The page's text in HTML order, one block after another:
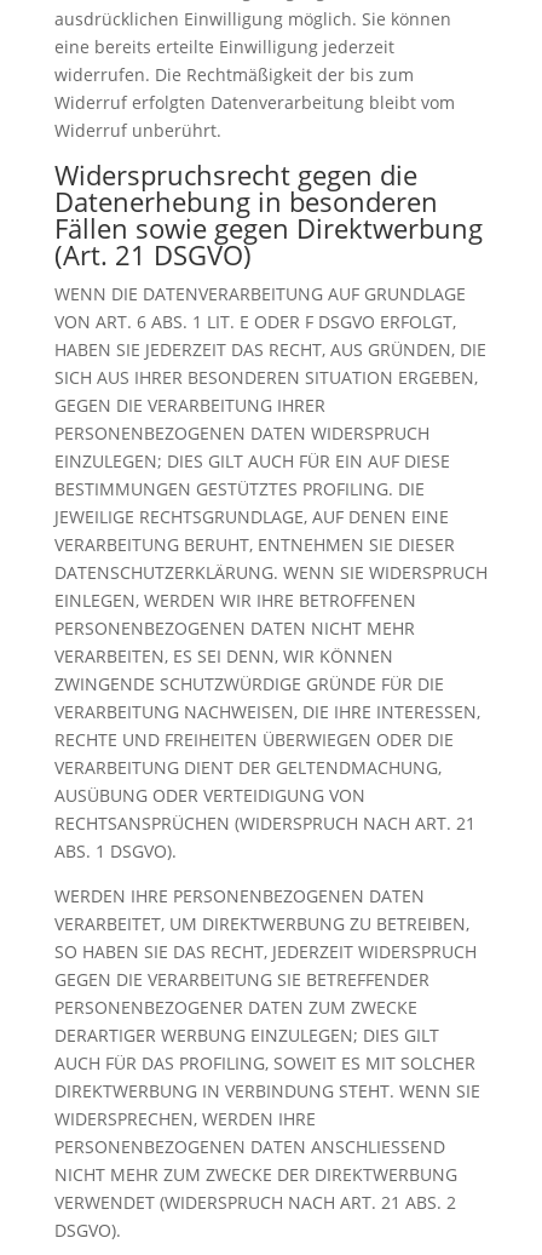
ausdrücklichen Einwilligung möglich. Sie können
eine bereits erteilte Einwilligung jederzeit
widerrufen. Die Rechtmäßigkeit der bis zum
Widerruf erfolgten Datenverarbeitung bleibt vom
Widerruf unberührt.
Widerspruchsrecht gegen die
Datenerhebung in besonderen
Fällen sowie gegen Direktwerbung
(Art. 21 DSGVO)
WENN DIE DATENVERARBEITUNG AUF GRUNDLAGE
VON ART. 6 ABS. 1 LIT. E ODER F DSGVO ERFOLGT,
HABEN SIE JEDERZEIT DAS RECHT, AUS GRÜNDEN, DIE
SICH AUS IHRER BESONDEREN SITUATION ERGEBEN,
GEGEN DIE VERARBEITUNG IHRER
PERSONENBEZOGENEN DATEN WIDERSPRUCH
EINZULEGEN; DIES GILT AUCH FÜR EIN AUF DIESE
BESTIMMUNGEN GESTÜTZTES PROFILING. DIE
JEWEILIGE RECHTSGRUNDLAGE, AUF DENEN EINE
VERARBEITUNG BERUHT, ENTNEHMEN SIE DIESER
DATENSCHUTZERKLÄRUNG. WENN SIE WIDERSPRUCH
EINLEGEN, WERDEN WIR IHRE BETROFFENEN
PERSONENBEZOGENEN DATEN NICHT MEHR
VERARBEITEN, ES SEI DENN, WIR KÖNNEN
ZWINGENDE SCHUTZWÜRDIGE GRÜNDE FÜR DIE
VERARBEITUNG NACHWEISEN, DIE IHRE INTERESSEN,
RECHTE UND FREIHEITEN ÜBERWIEGEN ODER DIE
VERARBEITUNG DIENT DER GELTENDMACHUNG,
AUSÜBUNG ODER VERTEIDIGUNG VON
RECHTSANSPRÜCHEN (WIDERSPRUCH NACH ART. 21
ABS. 1 DSGVO).
WERDEN IHRE PERSONENBEZOGENEN DATEN
VERARBEITET, UM DIREKTWERBUNG ZU BETREIBEN,
SO HABEN SIE DAS RECHT, JEDERZEIT WIDERSPRUCH
GEGEN DIE VERARBEITUNG SIE BETREFFENDER
PERSONENBEZOGENER DATEN ZUM ZWECKE
DERARTIGER WERBUNG EINZULEGEN; DIES GILT
AUCH FÜR DAS PROFILING, SOWEIT ES MIT SOLCHER
DIREKTWERBUNG IN VERBINDUNG STEHT. WENN SIE
WIDERSPRECHEN, WERDEN IHRE
PERSONENBEZOGENEN DATEN ANSCHLIESSEND
NICHT MEHR ZUM ZWECKE DER DIREKTWERBUNG
VERWENDET (WIDERSPRUCH NACH ART. 21 ABS. 2
DSGVO).